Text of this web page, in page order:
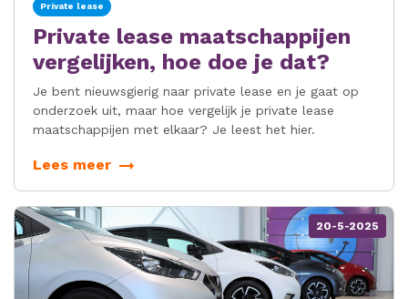
Private lease
Private lease maatschappijen
vergelijken, hoe doe je dat?
Je bent nieuwsgierig naar private lease en je gaat op
onderzoek uit, maar hoe vergelijk je private lease
maatschappijen met elkaar? Je leest het hier.
Lees meer
20-5-2025